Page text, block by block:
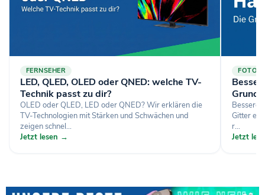
FERNSEHER
LED, QLED, OLED oder QNED: welche TV-
Technik passt zu dir?
OLED oder QLED, LED oder QNED? Wir erklären die
TV-Technologien mit Stärken und Schwächen und
zeigen schnel...
Jetzt lesen →
Bessere
Gitter
r...
Jetzt